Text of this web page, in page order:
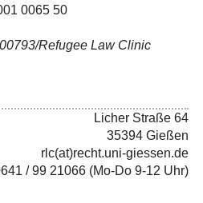
0065 50
Refugee Law Clinic
Licher Straße 64
35394 Gießen
rlc(at)recht.uni-giessen.de
/ 99 21066 (Mo-Do 9-12 Uhr)